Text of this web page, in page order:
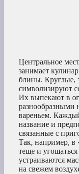
Центральное
занимает
блины. Круглые,
символизируют
Их выпекают в
разнообразными
вареньем.
название и
связанные с
Так, например, в
теще и
устраиваются
на свежем